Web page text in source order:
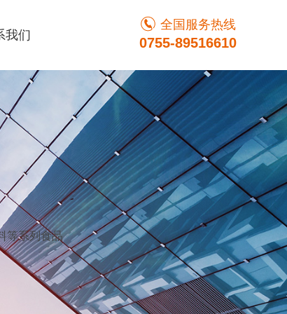
全国服务热线
0755-89516610
我们
等系列食品